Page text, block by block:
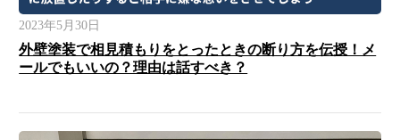
2023年5月30日
外壁塗装で相見積もりをとったときの断り方を伝授！メ
ールでもいいの？理由は話すべき？